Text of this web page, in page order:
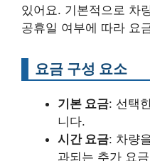
있어요. 기본적으로 차
공휴일 여부에 따라 요
요금 구성 요소
기본 요금: 선택
니다.
시간 요금: 차량
과되는 추가 요